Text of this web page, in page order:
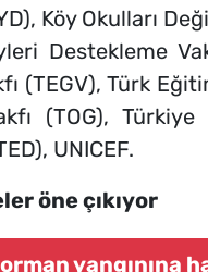
Köy Okulları
Destekleme
(TEGV), Türk
(TOG),
UNICEF.
öne çıkıyor
yangınına